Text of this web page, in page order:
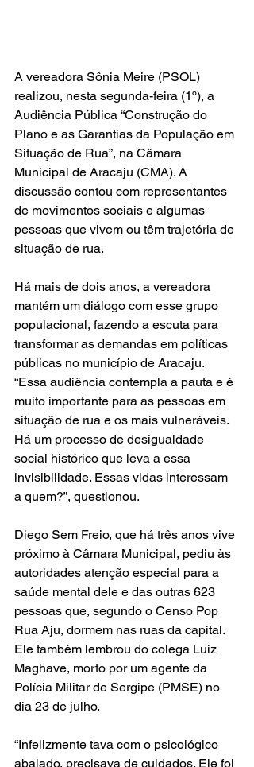
A vereadora Sônia Meire (PSOL)
realizou, nesta segunda-feira (1º), a
Audiência Pública “Construção do
Plano e as Garantias da População em
Situação de Rua”, na Câmara
Municipal de Aracaju (CMA). A
discussão contou com representantes
de movimentos sociais e algumas
pessoas que vivem ou têm trajetória de
situação de rua.
Há mais de dois anos, a vereadora
mantém um diálogo com esse grupo
populacional, fazendo a escuta para
transformar as demandas em políticas
públicas no município de Aracaju.
“Essa audiência contempla a pauta e é
muito importante para as pessoas em
situação de rua e os mais vulneráveis.
Há um processo de desigualdade
social histórico que leva a essa
invisibilidade. Essas vidas interessam
a quem?”, questionou.
Diego Sem Freio, que há três anos vive
próximo à Câmara Municipal, pediu às
autoridades atenção especial para a
saúde mental dele e das outras 623
pessoas que, segundo o Censo Pop
Rua Aju, dormem nas ruas da capital.
Ele também lembrou do colega Luiz
Maghave, morto por um agente da
Polícia Militar de Sergipe (PMSE) no
dia 23 de julho.
“Infelizmente tava com o psicológico
abalado, precisava de cuidados. Ele foi